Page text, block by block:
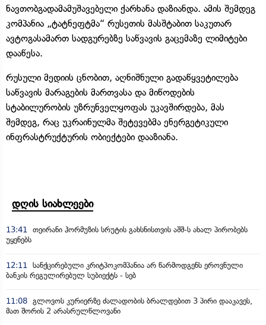
ნავთობგადამამუშავებელი ქარხანა დაზიანდა. ამის შემდეგ
კომპანია „ტატნეფტმა“ რუსეთის მასშტაბით საკუთარ
ავტოგასამართ სადგურებზე საწვავის გაცემაზე ლიმიტები
დააწესა.
რუსული მედიის ცნობით, აღნიშნული გადაწყვეტილება
საწვავის მარაგების მართვასა და მიწოდების
სტაბილურობის უზრუნველყოფას უკავშირდება, მას
შემდეგ, რაც უკრაინულმა შეტევებმა ენერგეტიკული
ინფრასტრუქტურის ობიექტები დააზიანა.
დღის სიახლეები
13:41
თეირანი ჰორმუზის სრუტის გახსნისთვის აშშ-ს ახალ პირობებს
უყენებს
12:11
სანქცირებული კრიტპოკომპანია არ წარმოდგენს ეროვნული
ბანკის რეგულირებულ სუბიექტს - სებ
11:08 გლოვოს კურიერზე ძალადობის ბრალდებით 3 პირი დააკავეს,
მათ შორის 2 არასრულწლოვანი